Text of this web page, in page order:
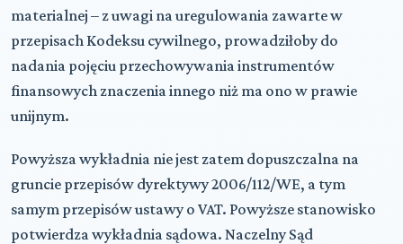
materialnej – z uwagi na uregulowania zawarte w
przepisach Kodeksu cywilnego, prowadziłoby do
nadania pojęciu przechowywania instrumentów
finansowych znaczenia innego niż ma ono w prawie
unijnym.
Powyższa wykładnia nie jest zatem dopuszczalna na
gruncie przepisów dyrektywy 2006/112/WE, a tym
samym przepisów ustawy o VAT. Powyższe stanowisko
potwierdza wykładnia sądowa. Naczelny Sąd